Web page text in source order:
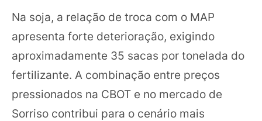
Na soja, a relação de troca com o MAP
apresenta forte deterioração, exigindo
aproximadamente 35 sacas por tonelada do
fertilizante. A combinação entre preços
pressionados na CBOT e no mercado de
Sorriso contribui para o cenário mais